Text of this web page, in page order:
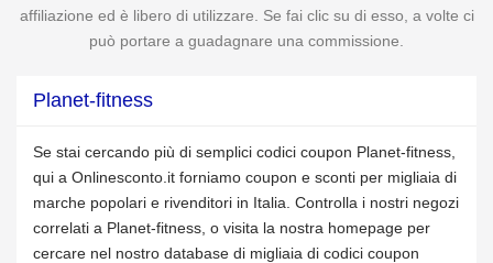
affiliazione ed è libero di utilizzare. Se fai clic su di esso, a volte ci
può portare a guadagnare una commissione.
Planet-fitness
Se stai cercando più di semplici codici coupon Planet-fitness,
qui a Onlinesconto.it forniamo coupon e sconti per migliaia di
marche popolari e rivenditori in Italia. Controlla i nostri negozi
correlati a Planet-fitness, o visita la nostra homepage per
cercare nel nostro database di migliaia di codici coupon